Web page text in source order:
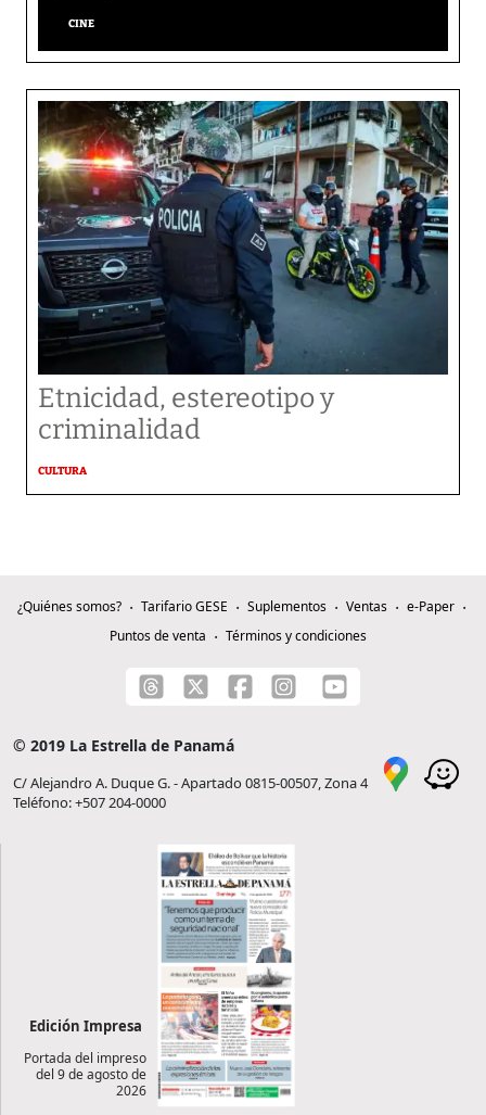
CINE
Etnicidad, estereotipo y
criminalidad
CULTURA
¿Quiénes somos? Tarifario GESE Suplementos Ventas
e-Paper
Puntos de venta
Términos y condiciones
© 2019 La Estrella de Panamá
C/ Alejandro A. Duque G. - Apartado 0815-00507, Zona 4
Teléfono: +507 204-0000
Edición Impresa
Portada del impreso
del 9 de agosto de
2026